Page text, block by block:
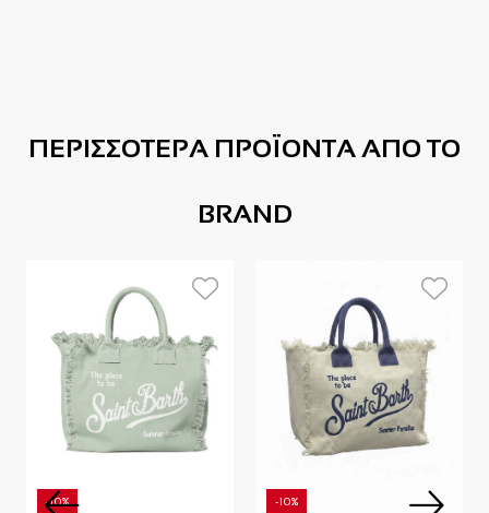
ΠΕΡΙΣΣΟΤΕΡΑ ΠΡΟΪΟΝΤΑ ΑΠΟ ΤΟ
BRAND
-10% -10%